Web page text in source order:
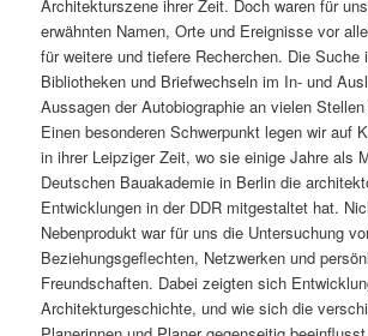
Architekturszene ihrer Zeit. Doch waren für
erwähnten Namen, Orte und Ereignisse vor
für weitere und tiefere Recherchen. Die Suche
Bibliotheken und Briefwechseln im In- und
Aussagen der Autobiographie an vielen
Einen besonderen Schwerpunkt legen wir auf
in ihrer Leipziger Zeit, wo sie einige Jahre als
Deutschen Bauakademie in Berlin die
Entwicklungen in der DDR mitgestaltet hat.
Nebenprodukt war für uns die Untersuchung
Beziehungsgeflechten, Netzwerken und
Freundschaften. Dabei zeigten sich
Architekturgeschichte, und wie sich die